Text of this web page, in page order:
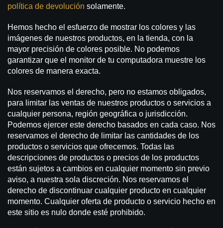
política de devolución solamente.
Hemos hecho el esfuerzo de mostrar los colores y las
imágenes de nuestros productos, en la tienda, con la
mayor precisión de colores posible. No podemos
garantizar que el monitor de tu computadora muestre los
colores de manera exacta.
Nos reservamos el derecho, pero no estamos obligados,
para limitar las ventas de nuestros productos o servicios a
cualquier persona, región geográfica o jurisdicción.
Podemos ejercer este derecho basados en cada caso. Nos
reservamos el derecho de limitar las cantidades de los
productos o servicios que ofrecemos. Todas las
descripciones de productos o precios de los productos
están sujetos a cambios en cualquier momento sin previo
aviso, a nuestra sola discreción. Nos reservamos el
derecho de discontinuar cualquier producto en cualquier
momento. Cualquier oferta de producto o servicio hecho en
este sitio es nulo donde esté prohibido.